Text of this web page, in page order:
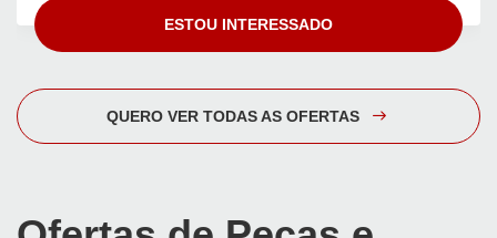
ESTOU INTERESSADO
QUERO VER TODAS AS OFERTAS